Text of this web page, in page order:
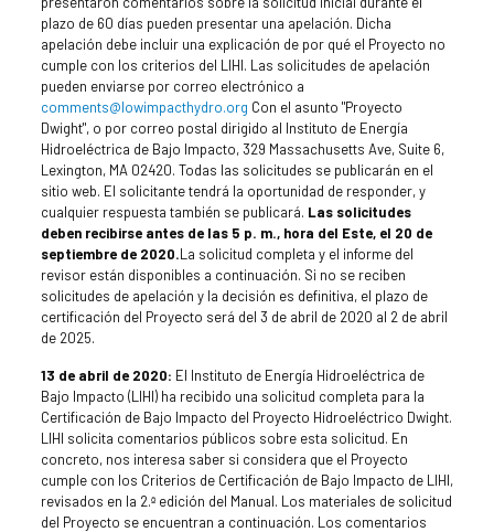
plazo de 60 días pueden presentar una apelación. Dicha
apelación debe incluir una explicación de por qué el Proyecto no
cumple con los criterios del LIHI. Las solicitudes de apelación
pueden enviarse por correo electrónico a
comments@lowimpacthydro.org Con el asunto "Proyecto
Dwight", o por correo postal dirigido al Instituto de Energía
Hidroeléctrica de Bajo Impacto, 329 Massachusetts Ave, Suite 6,
Lexington, MA 02420. Todas las solicitudes se publicarán en el
sitio web. El solicitante tendrá la oportunidad de responder, y
cualquier respuesta también se publicará. Las solicitudes
deben recibirse antes de las 5 p. m., hora del Este, el 20 de
septiembre de 2020.La solicitud completa y el informe del
revisor están disponibles a continuación. Si no se reciben
solicitudes de apelación y la decisión es definitiva, el plazo de
certificación del Proyecto será del 3 de abril de 2020 al 2 de abril
de 2025.
13 de abril de 2020: El Instituto de Energía Hidroeléctrica de
Bajo Impacto (LIHI) ha recibido una solicitud completa para la
Certificación de Bajo Impacto del Proyecto Hidroeléctrico Dwight.
LIHI solicita comentarios públicos sobre esta solicitud. En
concreto, nos interesa saber si considera que el Proyecto
cumple con los Criterios de Certificación de Bajo Impacto de LIHI,
revisados en la 2.ª edición del Manual. Los materiales de solicitud
del Proyecto se encuentran a continuación. Los comentarios